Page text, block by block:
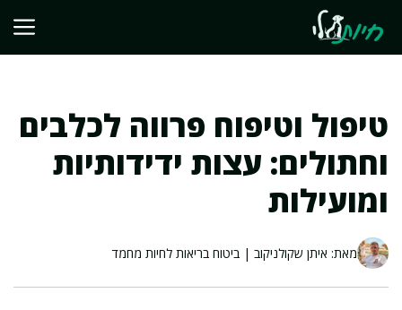
לתוכן
טיפול וטיפוח פרווה לכלבים
וחתולים: עצות ידידותיות
ומועילות
מאת: איתן שקולניקוב | ביטוח בריאות לחיות מחמד